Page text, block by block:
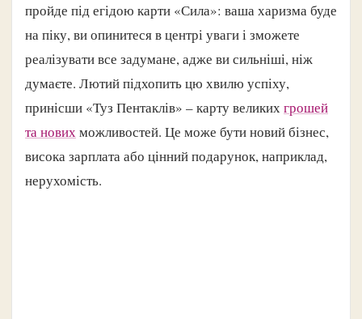
пройде під егідою карти «Сила»: ваша харизма буде
на піку, ви опинитеся в центрі уваги і зможете
реалізувати все задумане, адже ви сильніші, ніж
думаєте. Лютий підхопить цю хвилю успіху,
принісши «Туз Пентаклів» – карту великихгрошей
та новихможливостей. Це може бути новий бізнес,
висока зарплата або цінний подарунок, наприклад,
нерухомість.